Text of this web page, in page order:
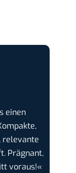
einen
relevante
Prägnant,
voraus!«